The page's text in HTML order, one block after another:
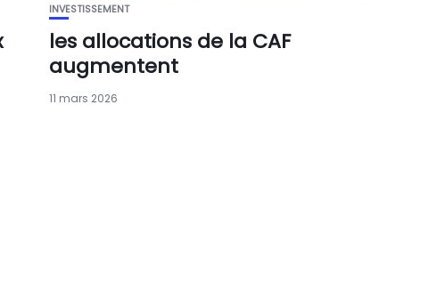
INVESTISSEMENT
les allocations de la CAF
augmentent
11 mars 2026